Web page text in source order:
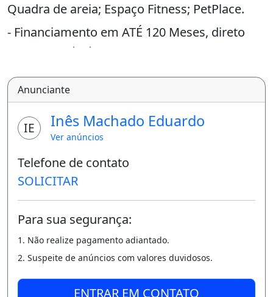
Quadra de areia; Espaço Fitness; PetPlace.
- Financiamento em ATÉ 120 Meses, direto
com a construtora;
- SEM BUROCRACIA, SEM CONSULTAR
SPC/SERASA;
- Venha conhecer o Loteamento e adquirir o
seu!
- Quer mais informações?
Me liga ou chama no Whatsapp: (8
5) 9 8 8 3 5 0 6 3 5 Creci 20151j LOTEMAIS. é
também para viver lindas memórias com
quem se ama.
Anunciante
IE Inês Machado Eduardo
Ver anúncios
Telefone de contato
SOLICITAR
Para sua segurança:
1. Não realize pagamento adiantado.
2. Suspeite de anúncios com valores duvidosos.
ENTRAR EM CONTATO